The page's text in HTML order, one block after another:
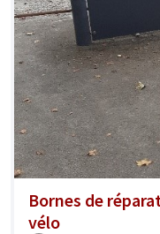
Bornes de
vélo